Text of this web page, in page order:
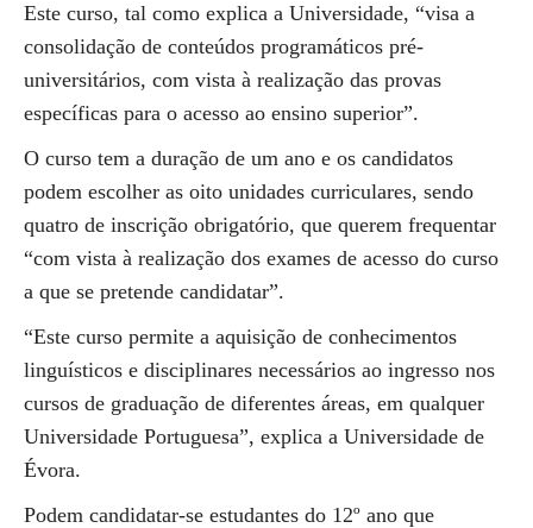
Este curso, tal como explica a Universidade, “visa a
consolidação de conteúdos programáticos pré-
universitários, com vista à realização das provas
específicas para o acesso ao ensino superior”.
O curso tem a duração de um ano e os candidatos
podem escolher as oito unidades curriculares, sendo
quatro de inscrição obrigatório, que querem frequentar
“com vista à realização dos exames de acesso do curso
a que se pretende candidatar”.
“Este curso permite a aquisição de conhecimentos
linguísticos e disciplinares necessários ao ingresso nos
cursos de graduação de diferentes áreas, em qualquer
Universidade Portuguesa”, explica a Universidade de
Évora.
Podem candidatar-se estudantes do 12º ano que